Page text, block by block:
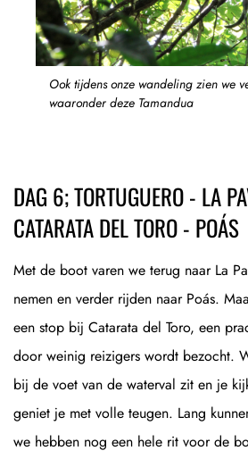
Ook tijdens onze wandeling zien we
waaronder deze Tamandua
DAG 6; TORTUGUERO - LA
CATARATA DEL TORO - POÁS
Met de boot varen we terug naar La
nemen en verder rijden naar Poás.
een stop bij Catarata del Toro, een
door weinig reizigers wordt bezocht.
bij de voet van de waterval zit en je
geniet je met volle teugen. Lang
we hebben nog een hele rit voor de